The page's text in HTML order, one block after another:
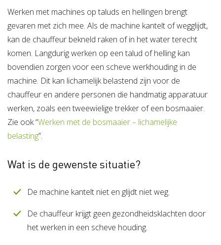
Werken met machines op taluds en hellingen brengt
gevaren met zich mee. Als de machine kantelt of wegglijdt,
kan de chauffeur bekneld raken of in het water terecht
komen. Langdurig werken op een talud of helling kan
bovendien zorgen voor een scheve werkhouding in de
machine. Dit kan lichamelijk belastend zijn voor de
chauffeur en andere personen die handmatig apparatuur
werken, zoals een tweewielige trekker of een bosmaaier.
Zie ook “Werken met de bosmaaier – lichamelijke
belasting”.
Wat is de gewenste situatie?
De machine kantelt niet en glijdt niet weg.
De chauffeur krijgt geen gezondheidsklachten door
het werken in een scheve houding.